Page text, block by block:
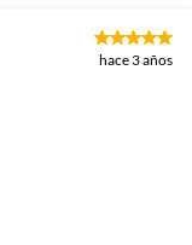
hace 3 años